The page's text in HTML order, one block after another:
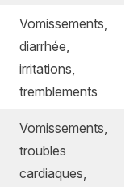
Vomissements,
diarrhée,
irritations,
tremblements
Vomissements,
troubles
cardiaques,